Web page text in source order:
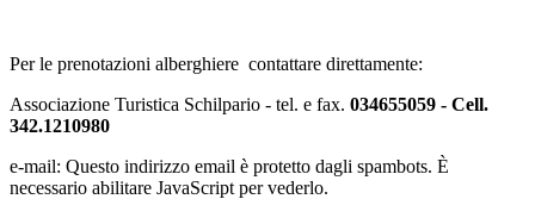
Per le prenotazioni alberghiere contattare direttamente:
Associazione Turistica Schilpario - tel. e fax. 034655059 - Cell.
342.1210980
e-mail: Questo indirizzo email è protetto dagli spambots. È
necessario abilitare JavaScript per vederlo.